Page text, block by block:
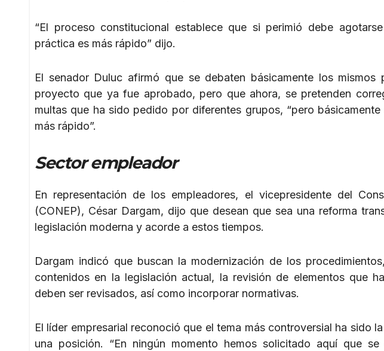
“El proceso constitucional establece que si perimió debe
práctica es más rápido” dijo.
El senador Duluc afirmó que se debaten básicamente los
proyecto que ya fue aprobado, pero que ahora, se pretenden
multas que ha sido pedido por diferentes grupos, “pero
más rápido”.
Sector empleador
En representación de los empleadores, el vicepresidente del
(CONEP), César Dargam, dijo que desean que sea una reforma
legislación moderna y acorde a estos tiempos.
Dargam indicó que buscan la modernización de los
contenidos en la legislación actual, la revisión de elementos que
deben ser revisados, así como incorporar normativas.
El líder empresarial reconoció que el tema más controversial ha sido
una posición. “En ningún momento hemos solicitado aquí que